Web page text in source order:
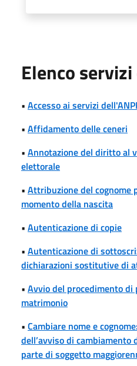
Elenco
• Accesso ai servizi
• Affidamento delle ceneri
• Annotazione del diritto al
elettorale
• Attribuzione del cognome
momento della nascita
• Autenticazione di copie
• Autenticazione di
dichiarazioni sostitutive di
• Avvio del procedimento di
matrimonio
• Cambiare nome e
dell’avviso di cambiamento
parte di soggetto